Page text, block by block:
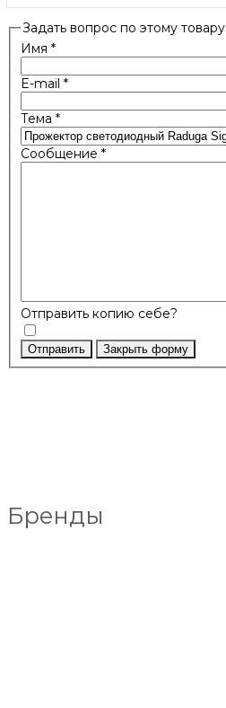
Задать вопрос по этому товару
Имя *
E-mail *
Тема *
Сообщение *
Отправить копию себе?
Отправить Закрыть форму
Бренды